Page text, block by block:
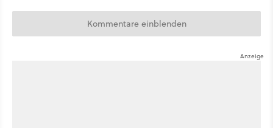
Kommentare einblenden